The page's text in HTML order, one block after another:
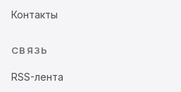
Контакты
СВЯЗЬ
RSS-лента